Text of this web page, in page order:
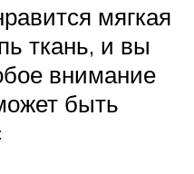
мягкая
ткань, и вы
внимание
быть